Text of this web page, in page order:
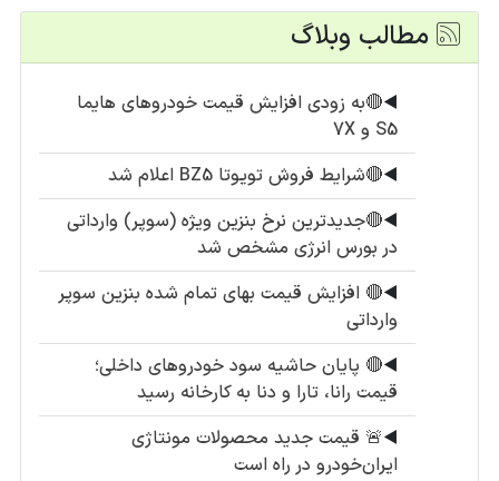
مطالب وبلاگ
◀️🔴به زودی افزایش قیمت خودروهای هایما
S5 و 7X
◀️🔴شرایط فروش تویوتا BZ5 اعلام شد
◀️🔴جدیدترین نرخ بنزین ویژه (سوپر) وارداتی
در بورس انرژی مشخص شد
◀️🔴 افزایش قیمت بهای تمام شده بنزین سوپر
وارداتی
◀️🔴 پایان حاشیه سود خودروهای داخلی؛
قیمت رانا، تارا و دنا به کارخانه رسید
◀️🚨 قیمت جدید محصولات مونتاژی
ایران‌خودرو در راه است